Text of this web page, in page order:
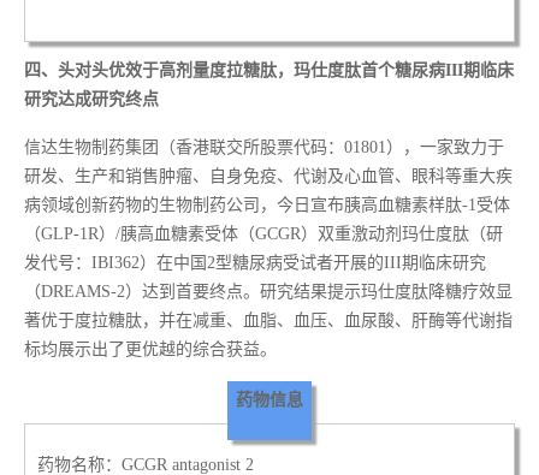
四、 头对头优效于高剂量度拉糖肽，玛仕度肽首个糖尿病III期临床
研究达成研究终点
信达生物制药集团（香港联交所股票代码：01801），一家致力于
研发、生产和销售肿瘤、自身免疫、代谢及心血管、眼科等重大疾
病领域创新药物的生物制药公司，今日宣布胰高血糖素样肽-1受体
（GLP-1R）/胰高血糖素受体（GCGR）双重激动剂玛仕度肽（研
发代号：IBI362）在中国2型糖尿病受试者开展的III期临床研究
（DREAMS-2）达到首要终点。研究结果提示玛仕度肽降糖疗效显
著优于度拉糖肽，并在减重、血脂、血压、血尿酸、肝酶等代谢指
标均展示出了更优越的综合获益。
药物信息
药物名称：GCGR antagonist 2